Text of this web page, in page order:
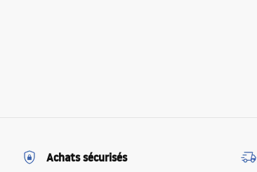
Achats sécurisés